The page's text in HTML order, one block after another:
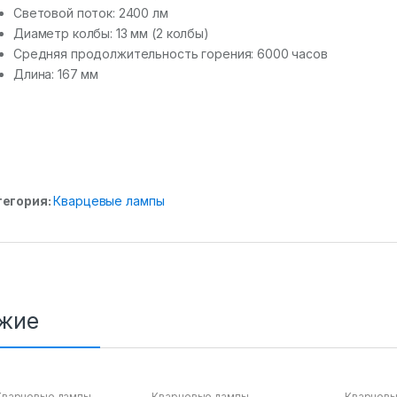
Световой поток: 2400 лм
Диаметр колбы: 13 мм (2 колбы)
Средняя продолжительность горения: 6000 часов
Длина: 167 мм
Кварцевые лампы